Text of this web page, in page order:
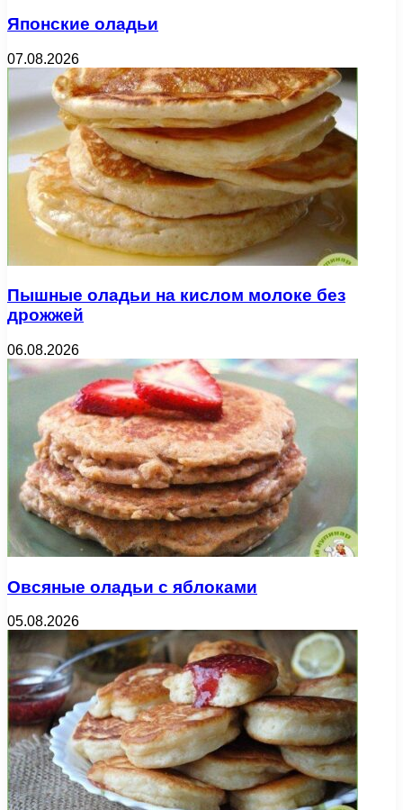
Японские оладьи
07.08.2026
Пышные оладьи на кислом молоке без
дрожжей
06.08.2026
Овсяные оладьи с яблоками
05.08.2026